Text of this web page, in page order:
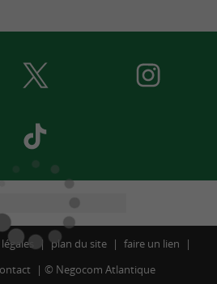
plan du site
faire un lien
© Negocom Atlantique